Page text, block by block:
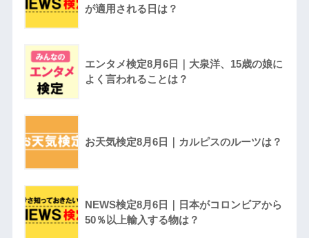
が適用される日は？
エンタメ検定8月6日｜大泉洋、15歳の娘に
よく言われることは？
お天気検定8月6日｜カルピスのルーツは？
NEWS検定8月6日｜日本がコロンビアから
50％以上輸入する物は？